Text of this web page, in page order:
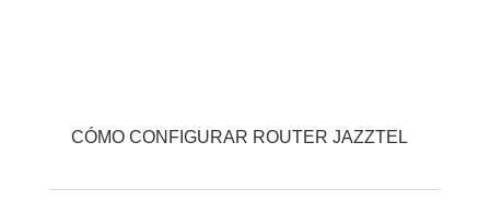
CÓMO CONFIGURAR ROUTER JAZZTEL